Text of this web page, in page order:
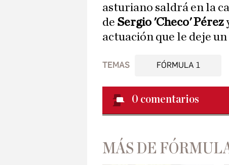
asturiano saldrá en la
de Sergio 'Checo' Pérez
actuación que le deje
TEMAS FÓRMULA 1
0 comentarios
MÁS DE